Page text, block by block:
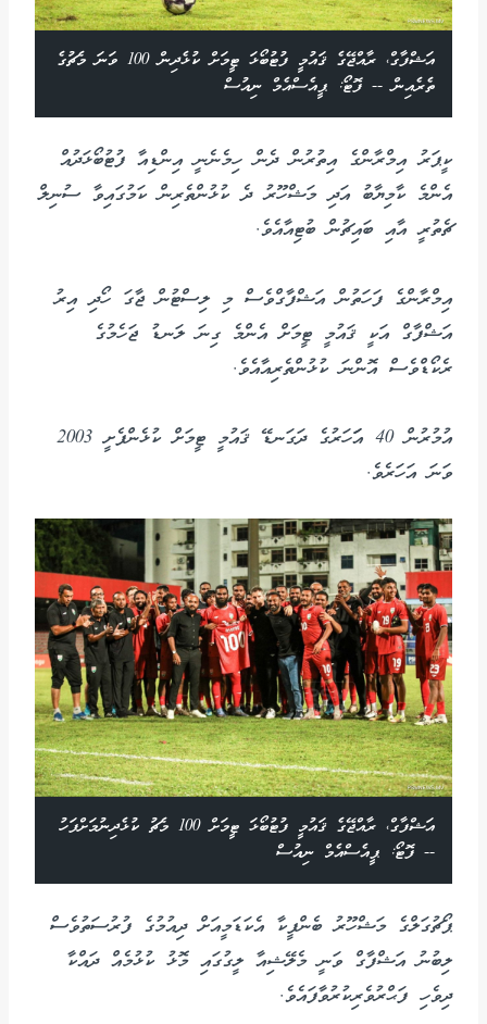
އަޝްފާގް، ރާއްޖޭގެ ޤައުމީ ފުޓުބޯޅަ ޓީމަށް ކުޅެދިން 100 ވަނަ މެޗުގެ
ތެރެއިން -- ފޮޓޯ: ޕީއެސްއެމް ނިއުސް
ކީޕަރު އިމްރާންގެ އިތުރުން ދެން ހިމެނެނީ އިންޑިއާ ފުޓުބޯޅަދުއް
އެންމެ ކާމިޔާބު އަދި މަޝްހޫރު ދެ ކުޅުންތެރިން ކަމުގައިވާ ސުނިލް
ޗެތުރީ އާއި ބައިޗުން ބުޓިއާއެވެ.
އިމްރާންގެ ފަހަތުން އަޝްފާގްވެސް މި ލިސްޓުން ޖާގަ ހޯދި އިރު
އަޝްފާގް އަކީ ޤައުމީ ޓީމަށް އެންމެ ގިނަ ލަނޑު ޖަހެމުގެ
ރެކޯޑްވެސް އޮންނަ ކުޅުންތެރިއާއެވެ.
އުމުރުން 40 އަަހަރުގެ ދަގަނޑޭ ޤައުމީ ޓީމަށް ކުޅެންފެށީ 2003
ވަނަ އަހަރެވެ.
އަޝްފާގް، ރާއްޖޭގެ ޤައުމީ ފުޓުބޯޅަ ޓީމަށް 100 މެޗު ކުޅެދިނުމަށްފަހު
-- ފޮޓޯ: ޕީއެސްއެމް ނިއުސް
ޕޯޗުގަލްގެ މަޝްހޫރު ބެންފީކާ އެކަޑަމީއަށް ދިއުމުގެ ފުރުސަތުވެސް
ލިބުނު އަޝްފާގް ވަނީ މެލޭޝިއާ ލީގުގައި މޮޅު ކުޅުމެއް ދައްކާ
ދިވެހި ފަޙްރުވެރިކުރުވާފައެވެ.